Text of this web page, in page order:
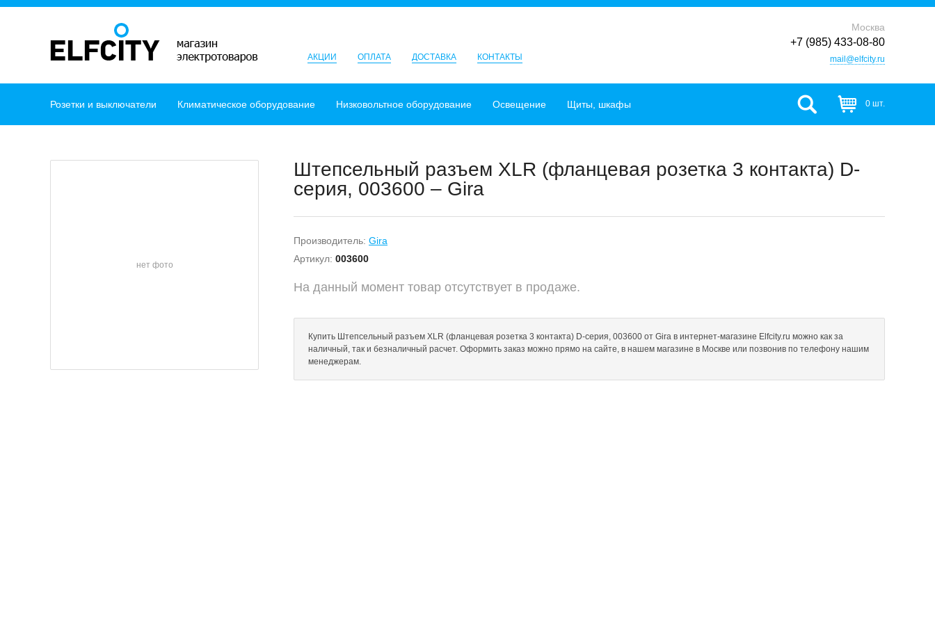
АКЦИИ ОПЛАТА ДОСТАВКА КОНТАКТЫ
Москва
+7 (985) 433-08-80
mail@elfcity.ru
Розетки и выключатели Климатическое оборудование Низковольтное оборудование Освещение Щиты, шкафы 0 шт.
нет фото
Штепсельный разъем XLR (фланцевая розетка 3 контакта) D-
серия, 003600 – Gira
Производитель: Gira
Артикул: 003600
На данный момент товар отсутствует в продаже.
Купить Штепсельный разъем XLR (фланцевая розетка 3 контакта) D-серия, 003600 от Gira в интернет-магазине Elfcity.ru можно как за
наличный, так и безналичный расчет. Оформить заказ можно прямо на сайте, в нашем магазине в Москве или позвонив по телефону нашим
менеджерам.